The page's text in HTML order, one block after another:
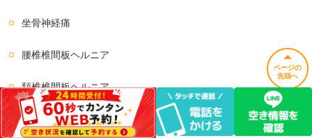
ページの
先頭へ
坐骨神経痛
腰椎椎間板ヘルニア
頚椎椎間板ヘルニア
踵が痛い